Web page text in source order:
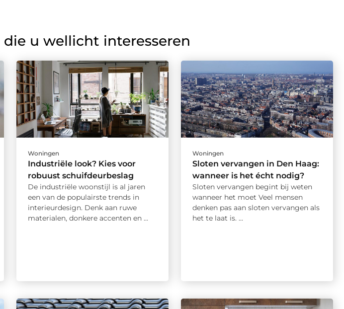
die u wellicht interesseren
Woningen
Industriële look? Kies voor
robuust schuifdeurbeslag
De industriële woonstijl is al jaren
een van de populairste trends in
interieurdesign. Denk aan ruwe
materialen, donkere accenten en ...
Woningen
Sloten vervangen in Den Haag:
wanneer is het écht nodig?
Sloten vervangen begint bij weten
wanneer het moet Veel mensen
denken pas aan sloten vervangen als
het te laat is. ...